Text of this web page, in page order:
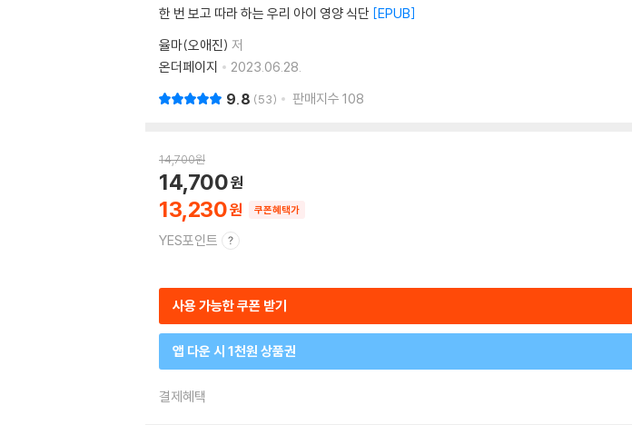
한 번 보고 따라 하는 우리 아이 영양 식단 EPUB
율마(오애진) 저
온더페이지
2023.06.28.
9.8 53 판매지수 108
14,700원
13,230
14,700
쿠폰혜택가
YES포인트
사용 가능한 쿠폰 받기
앱 다운 시 1천원 상품권
결제혜택